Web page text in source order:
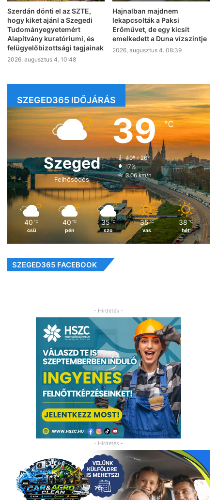
Szerdán dönti el az SZTE,
hogy kiket ajánl a Szegedi
Tudományegyetemért
Alapítvány kuratóriumi, és
felügyelőbizottsági tagjainak
2026, augusztus 4. 10:48
Hajnalban majdnem
lekapcsolták a Paksi
Erőművet, de egy kicsit
emelkedett a Duna vízszintje
2026, augusztus 4. 08:39
SZEGED365 IDŐJÁRÁS
Szeged
Felhősödés
39℃
40º - 26º
17%
3.06 km/h
40 ℃
csü
40 ℃
pén
35 ℃
szo
35 ℃
vas
38 ℃
hét
SZEGED365 FACEBOOK
- Hirdetés -
- Hirdetés -